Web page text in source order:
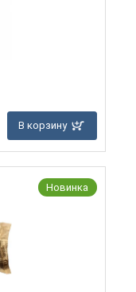
В корзину
Новинка